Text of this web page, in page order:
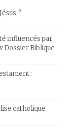
?
influencés par
Dossier Biblique
:
catholique